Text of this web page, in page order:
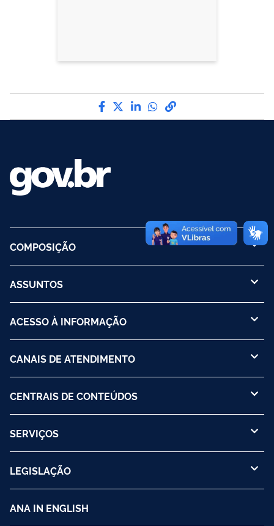
Compartilhe por Facebook
Compartilhe por Twitter
Compartilhe por
Compartilhe por
link para Copiar
COMPOSIÇÃO
ASSUNTOS
ACESSO À INFORMAÇÃO
CANAIS DE ATENDIMENTO
CENTRAIS DE CONTEÚDOS
SERVIÇOS
LEGISLAÇÃO
ANA IN ENGLISH